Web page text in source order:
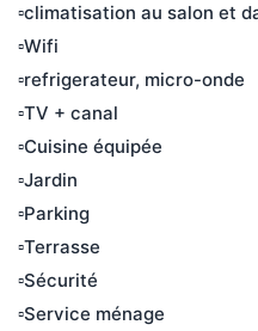
▫️climatisation au salon et
▫️Wifi
▫️refrigerateur, micro-onde
▫️TV + canal
▫️Cuisine équipée
▫️Jardin
▫️Parking
▫️Terrasse
▫️Sécurité
▫️Service ménage